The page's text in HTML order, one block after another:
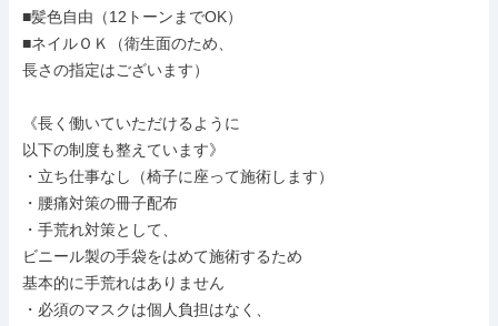
■髪色自由（12トーンまでOK）
■ネイルＯＫ（衛生面のため、
長さの指定はございます）
《長く働いていただけるように
以下の制度も整えています》
・立ち仕事なし（椅子に座って施術します）
・腰痛対策の冊子配布
・手荒れ対策として、
ビニール製の手袋をはめて施術するため
基本的に手荒れはありません
・必須のマスクは個人負担はなく、